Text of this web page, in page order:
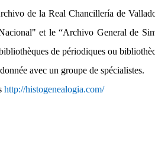
de la Real Chancillería de
et le “Archivo General de
de périodiques ou
avec un groupe de spécialistes.
http://histogenealogia.com/